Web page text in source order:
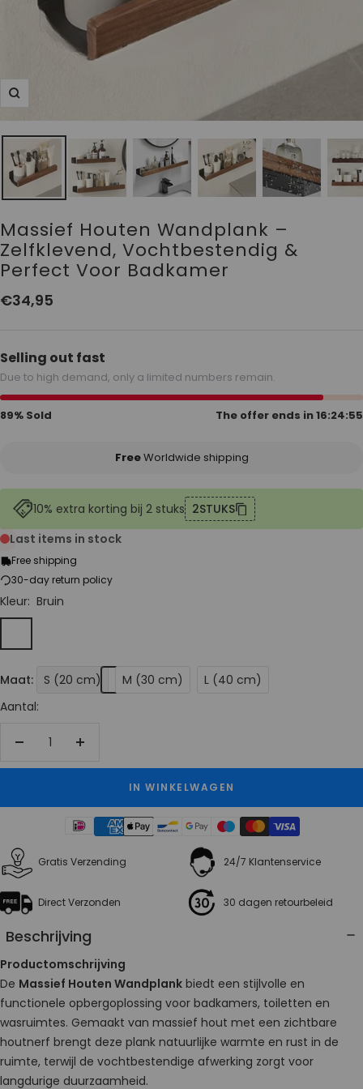
Zoom
Massief Houten Wandplank –
Zelfklevend, Vochtbestendig &
Perfect Voor Badkamer
Aanbiedingsprijs
€34,95
Selling out fast
Due to high demand, only a limited numbers remain.
89% Sold The offer ends in16:24:54
FreeWorldwide shipping
10% extra korting bij 2 stuks 2STUKS
Last items in stock
Free shipping
30-day return policy
Kleur: Bruin
Maat: S (20 cm) M (30 cm)
L (40 cm)
Aantal:
Aantal
verlagen
Aantal
verhogen
IN WINKELWAGEN
Gratis Verzending 24/7 Klantenservice
Direct Verzonden 30 dagen retourbeleid
Beschrijving
Productomschrijving
De Massief Houten Wandplank biedt een stijlvolle en
functionele opbergoplossing voor badkamers, toiletten en
wasruimtes. Gemaakt van massief hout met een zichtbare
houtnerf brengt deze plank natuurlijke warmte en rust in de
ruimte, terwijl de vochtbestendige afwerking zorgt voor
langdurige duurzaamheid.